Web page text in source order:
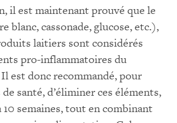
il est maintenant prouvé que le
blanc, cassonade, glucose, etc.),
laitiers sont considérés
pro-inflammatoires du
est donc recommandé, pour
santé, d’éliminer ces éléments,
10 semaines, tout en combinant